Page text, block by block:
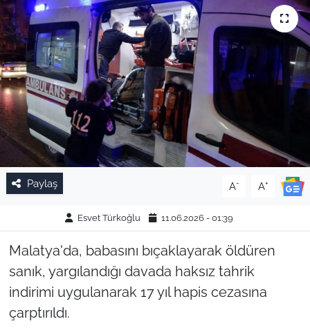
Paylaş A- A+
Esvet Türkoğlu 11.06.2026 - 01:39
Malatya'da, babasını bıçaklayarak öldüren
sanık, yargılandığı davada haksız tahrik
indirimi uygulanarak 17 yıl hapis cezasına
çarptırıldı.